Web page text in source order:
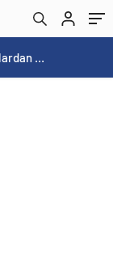
Norweç silahlı kuvvetleri kadınlardan oluşan özel kuvvetler eğitimlerini başlattı.